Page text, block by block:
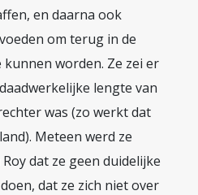
en daarna ook
om terug in de
worden. Ze zei er
lengte van
was (zo werkt dat
Meteen werd ze
dat ze geen duidelijke
dat ze zich niet over